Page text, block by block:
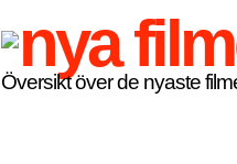
Översikt över de nyaste